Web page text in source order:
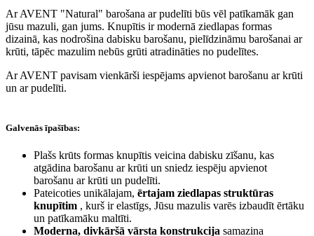
Ar AVENT "Natural" barošana ar pudelīti būs vēl patīkamāk gan
jūsu mazuli, gan jums. Knupītis ir modernā ziedlapas formas
dizainā, kas nodrošina dabisku barošanu, pielīdzināmu barošanai ar
krūti, tāpēc mazulim nebūs grūti atradināties no pudelītes.
Ar AVENT pavisam vienkārši iespējams apvienot barošanu ar krūti
un ar pudelīti.
Galvenās īpašības:
Plašs krūts formas knupītis veicina dabisku zīšanu, kas
atgādina barošanu ar krūti un sniedz iespēju apvienot
barošanu ar krūti un pudelīti.
Pateicoties unikālajam, ērtajam ziedlapas struktūras
knupītim , kurš ir elastīgs, Jūsu mazulis varēs izbaudīt ērtāku
un patīkamāku maltīti.
Moderna, divkāršā vārsta konstrukcija samazina